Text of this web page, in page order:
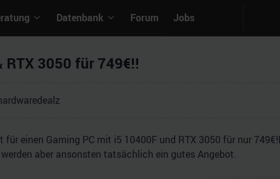
Datenbank Forum Jobs
RTX 3050 für 749€!!
für einen Gaming PC mit i5 10400F und RTX 3050 für nur
aber ansonsten tatsächlich ein gutes Angebot.